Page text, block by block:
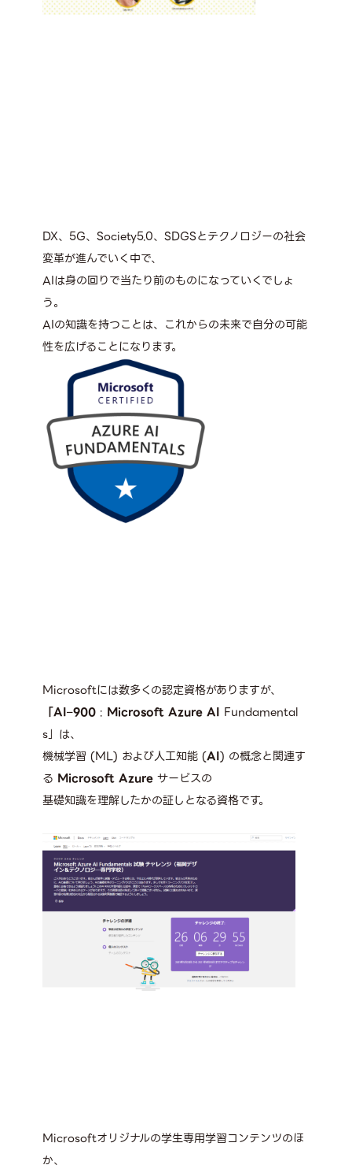
DX、5G、Society5.0、SDGSとテクノロジーの社会
変革が進んでいく中で、
AIは身の回りで当たり前のものになっていくでしょ
う。
AIの知識を持つことは、これからの未来で自分の可能
性を広げることになります。
Microsoftには数多くの認定資格がありますが、
「AI–900: Microsoft Azure AI Fundamental
s」は、
機械学習 (ML) および人工知能 (AI) の概念と関連す
る Microsoft Azureサービスの
基礎知識を理解したかの証しとなる資格です。
Microsoftオリジナルの学生専用学習コンテンツのほ
か、